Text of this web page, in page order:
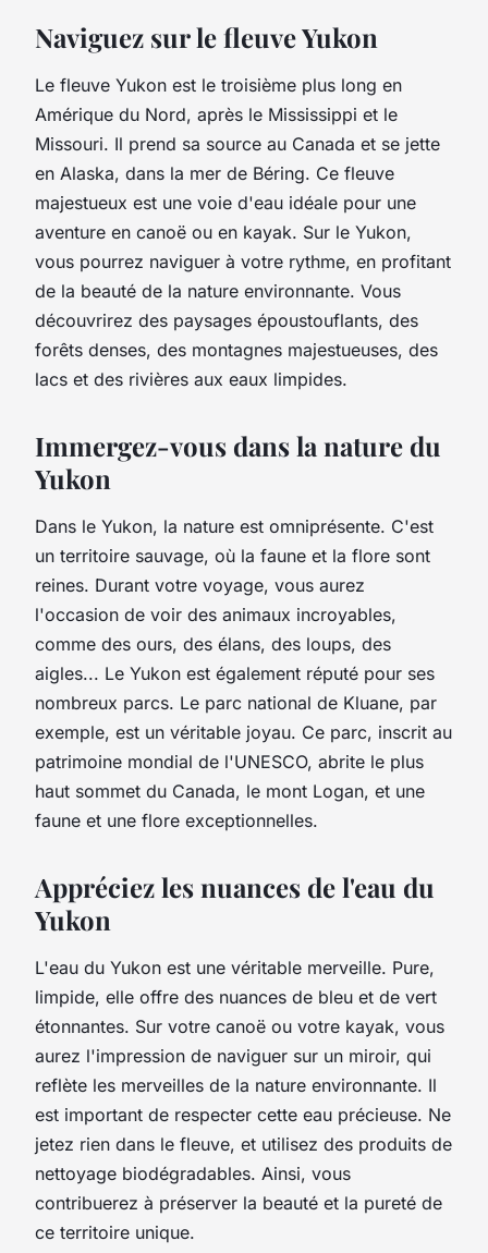
Naviguez sur le fleuve Yukon
Le fleuve Yukon est le troisième plus long en
Amérique du Nord, après le Mississippi et le
Missouri. Il prend sa source au Canada et se jette
en Alaska, dans la mer de Béring. Ce fleuve
majestueux est une voie d'eau idéale pour une
aventure en canoë ou en kayak. Sur le Yukon,
vous pourrez naviguer à votre rythme, en profitant
de la beauté de la nature environnante. Vous
découvrirez des paysages époustouflants, des
forêts denses, des montagnes majestueuses, des
lacs et des rivières aux eaux limpides.
Immergez-vous dans la nature du
Yukon
Dans le Yukon, la nature est omniprésente. C'est
un territoire sauvage, où la faune et la flore sont
reines. Durant votre voyage, vous aurez
l'occasion de voir des animaux incroyables,
comme des ours, des élans, des loups, des
aigles... Le Yukon est également réputé pour ses
nombreux parcs. Le parc national de Kluane, par
exemple, est un véritable joyau. Ce parc, inscrit au
patrimoine mondial de l'UNESCO, abrite le plus
haut sommet du Canada, le mont Logan, et une
faune et une flore exceptionnelles.
Appréciez les nuances de l'eau du
Yukon
L'eau du Yukon est une véritable merveille. Pure,
limpide, elle offre des nuances de bleu et de vert
étonnantes. Sur votre canoë ou votre kayak, vous
aurez l'impression de naviguer sur un miroir, qui
reflète les merveilles de la nature environnante. Il
est important de respecter cette eau précieuse. Ne
jetez rien dans le fleuve, et utilisez des produits de
nettoyage biodégradables. Ainsi, vous
contribuerez à préserver la beauté et la pureté de
ce territoire unique.